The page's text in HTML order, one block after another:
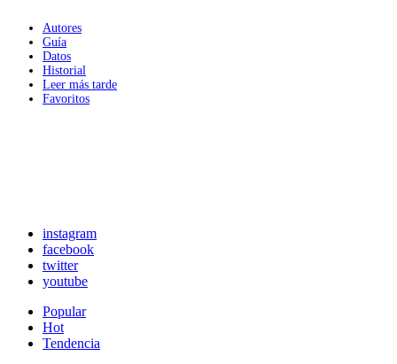
Autores
Guía
Datos
Historial
Leer más tarde
Favoritos
instagram
facebook
twitter
youtube
Popular
Hot
Tendencia